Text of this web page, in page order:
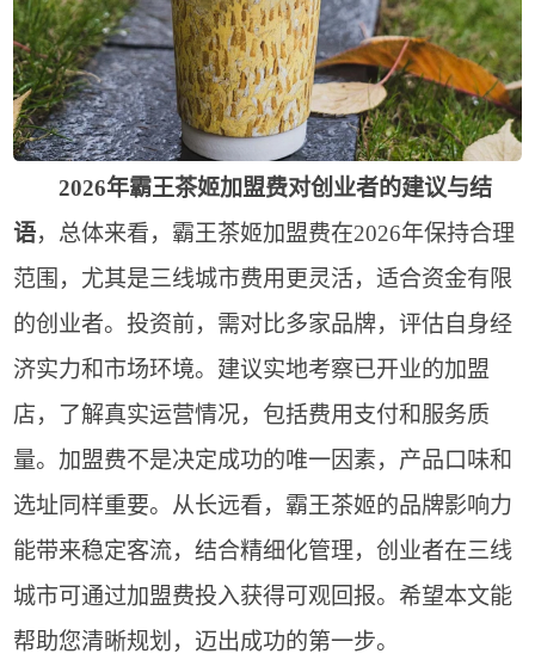
2026年霸王茶姬加盟费对创业者的建议与结
语，总体来看，霸王茶姬加盟费在2026年保持合理
范围，尤其是三线城市费用更灵活，适合资金有限
的创业者。投资前，需对比多家品牌，评估自身经
济实力和市场环境。建议实地考察已开业的加盟
店，了解真实运营情况，包括费用支付和服务质
量。加盟费不是决定成功的唯一因素，产品口味和
选址同样重要。从长远看，霸王茶姬的品牌影响力
能带来稳定客流，结合精细化管理，创业者在三线
城市可通过加盟费投入获得可观回报。希望本文能
帮助您清晰规划，迈出成功的第一步。